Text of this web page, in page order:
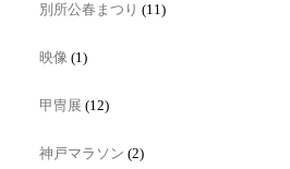
別所公春まつり (11)
映像 (1)
甲冑展 (12)
神戸マラソン (2)